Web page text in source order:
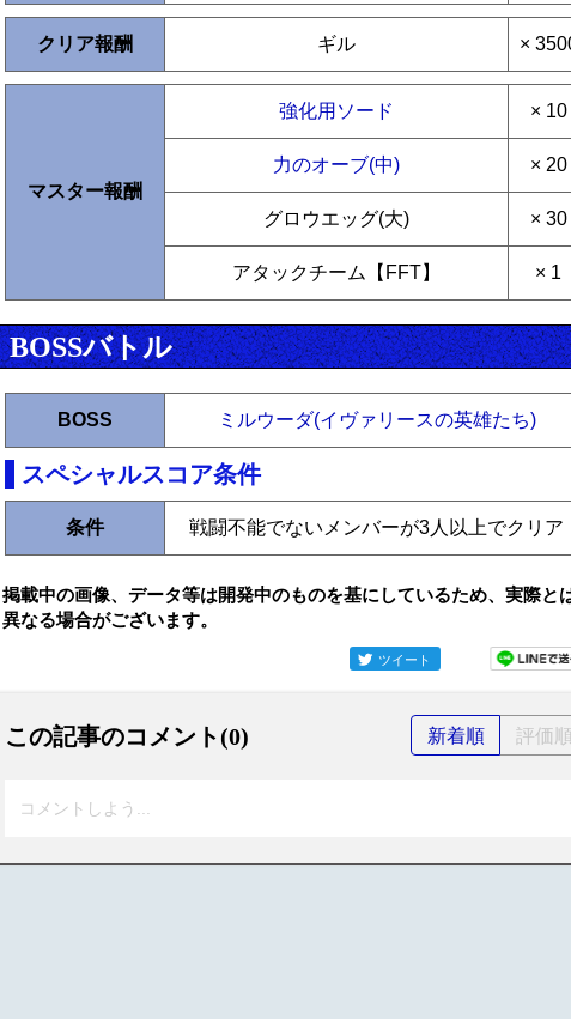
クリア報酬 ギル ×
マスター報酬
強化用ソード × 10
力のオーブ(中) × 20
グロウエッグ(大) × 30
アタックチーム【FFT】 × 1
BOSSバトル
BOSS ミルウーダ(イヴァリースの英雄たち)
スペシャルスコア条件
条件 戦闘不能でないメンバーが3人以上でクリア
掲載中の画像、データ等は開発中のものを基にしているため、実際と
異なる場合がございます。
ツイート
この記事のコメント(0) 新着順 評価
コメントしよう...